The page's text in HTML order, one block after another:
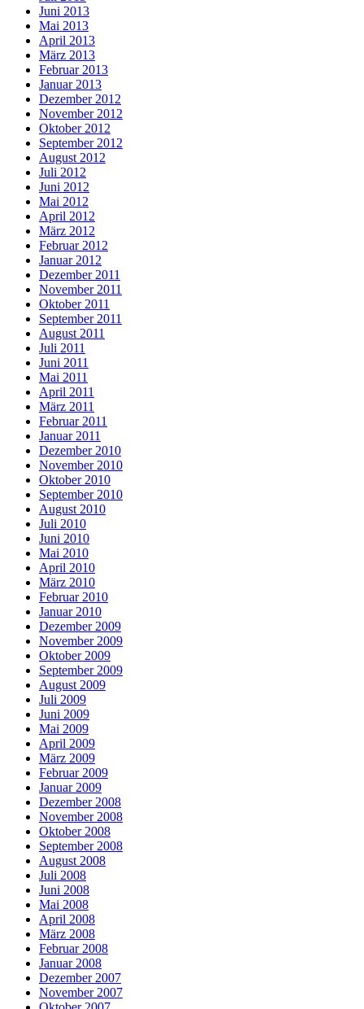
Juni 2013
Mai 2013
April 2013
März 2013
Februar 2013
Januar 2013
Dezember 2012
November 2012
Oktober 2012
September 2012
August 2012
Juli 2012
Juni 2012
Mai 2012
April 2012
März 2012
Februar 2012
Januar 2012
Dezember 2011
November 2011
Oktober 2011
September 2011
August 2011
Juli 2011
Juni 2011
Mai 2011
April 2011
März 2011
Februar 2011
Januar 2011
Dezember 2010
November 2010
Oktober 2010
September 2010
August 2010
Juli 2010
Juni 2010
Mai 2010
April 2010
März 2010
Februar 2010
Januar 2010
Dezember 2009
November 2009
Oktober 2009
September 2009
August 2009
Juli 2009
Juni 2009
Mai 2009
April 2009
März 2009
Februar 2009
Januar 2009
Dezember 2008
November 2008
Oktober 2008
September 2008
August 2008
Juli 2008
Juni 2008
Mai 2008
April 2008
März 2008
Februar 2008
Januar 2008
Dezember 2007
November 2007